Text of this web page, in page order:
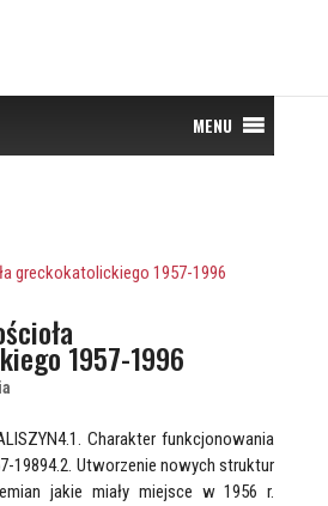
MENU
1957-1996
Charakter funkcjonowania
19894.2. Utworzenie nowych struktur
jakie miały miejsce w 1956 r.